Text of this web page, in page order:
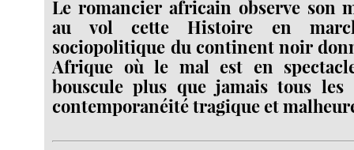
Le romancier africain observe son
au vol cette Histoire en
sociopolitique du continent noir
Afrique où le mal est en
bouscule plus que jamais tous les
contemporanéité tragique et